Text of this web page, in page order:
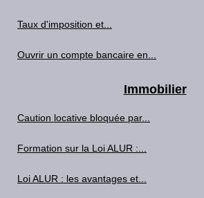
Taux d'imposition et...
Ouvrir un compte bancaire en...
Immobilier
Caution locative bloquée par...
Formation sur la Loi ALUR :...
Loi ALUR : les avantages et...